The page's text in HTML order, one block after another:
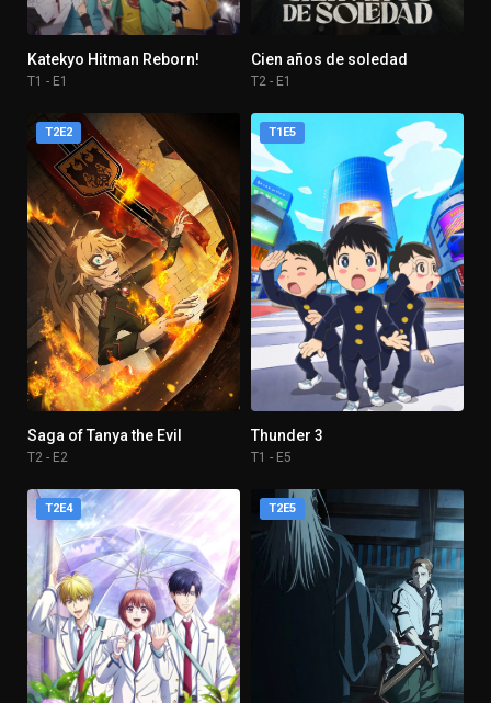
Katekyo Hitman Reborn!
T1 - E1
Cien años de soledad
T2 - E1
T2E2
Saga of Tanya the Evil
T2 - E2
T1E5
Thunder 3
T1 - E5
T2E4 T2E5